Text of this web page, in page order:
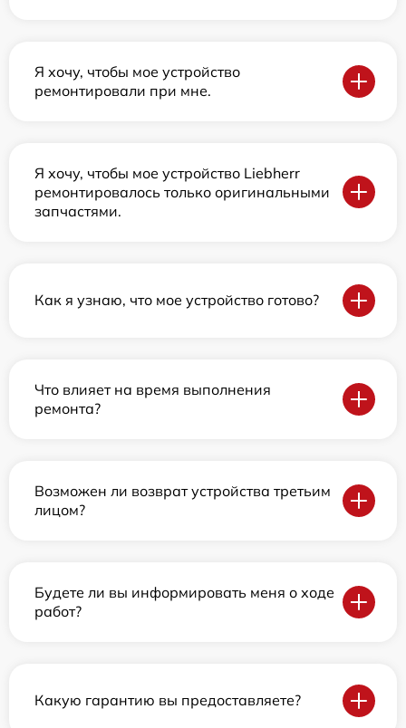
Я хочу, чтобы мое устройство
ремонтировали при мне.
Я хочу, чтобы мое устройство Liebherr
ремонтировалось только оригинальными
запчастями.
Как я узнаю, что мое устройство готово?
Что влияет на время выполнения
ремонта?
Возможен ли возврат устройства третьим
лицом?
Будете ли вы информировать меня о ходе
работ?
Какую гарантию вы предоставляете?